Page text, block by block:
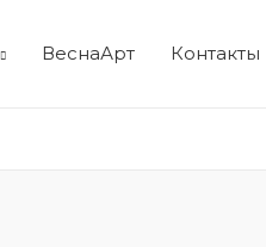
ВеснаАрт Контакты